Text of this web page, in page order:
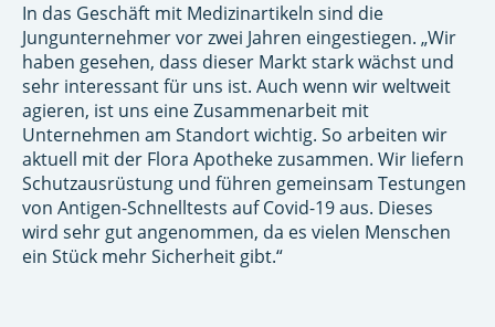
In das Geschäft mit Medizinartikeln sind die
Jungunternehmer vor zwei Jahren eingestiegen. „Wir
haben gesehen, dass dieser Markt stark wächst und
sehr interessant für uns ist. Auch wenn wir weltweit
agieren, ist uns eine Zusammenarbeit mit
Unternehmen am Standort wichtig. So arbeiten wir
aktuell mit der Flora Apotheke zusammen. Wir liefern
Schutzausrüstung und führen gemeinsam Testungen
von Antigen-Schnelltests auf Covid-19 aus. Dieses
wird sehr gut angenommen, da es vielen Menschen
ein Stück mehr Sicherheit gibt.“